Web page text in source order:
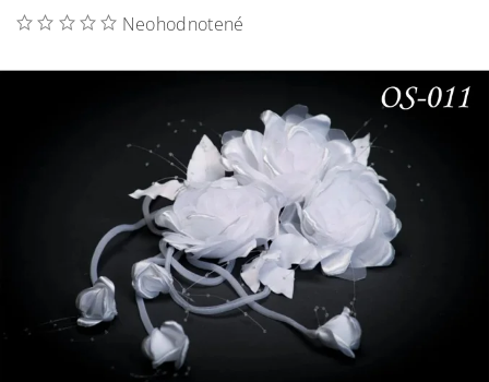
Neohodnotené